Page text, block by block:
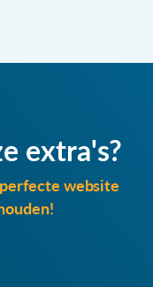
extra's?
website